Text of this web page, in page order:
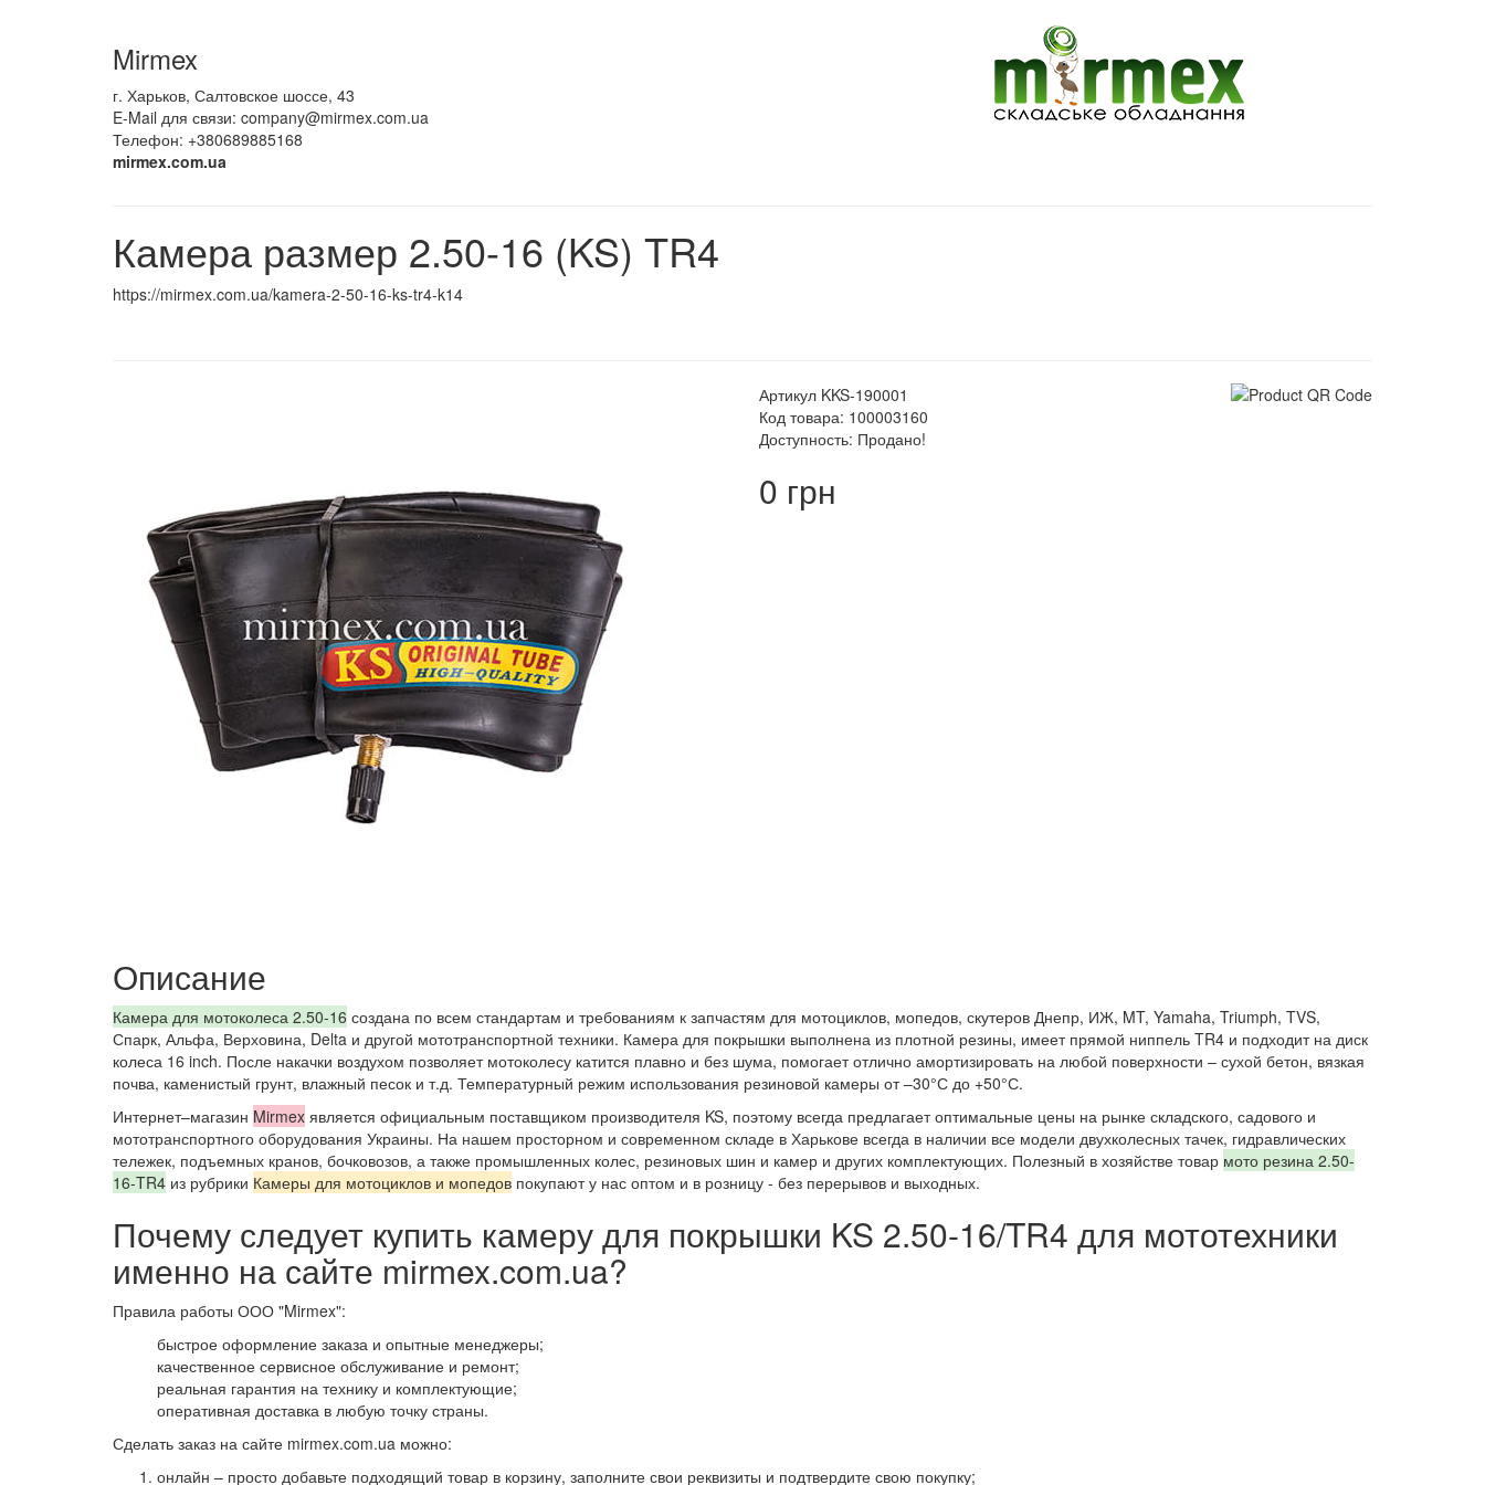
Mirmex
г. Харьков, Салтовское шоссе, 43
E-Mail для связи: company@mirmex.com.ua
Телефон: +380689885168
mirmex.com.ua
Камера размер 2.50-16 (KS) TR4
https://mirmex.com.ua/kamera-2-50-16-ks-tr4-k14
Артикул KKS-190001
Код товара: 100003160
Доступность: Продано!
0 грн
Описание
Камера для мотоколеса 2.50-16 создана по всем стандартам и требованиям к запчастям для мотоциклов, мопедов, скутеров Днепр, ИЖ, MT, Yamaha, Triumph, TVS,
Спарк, Альфа, Верховина, Delta и другой мототранспортной техники. Камера для покрышки выполнена из плотной резины, имеет прямой ниппель TR4 и подходит на диск
колеса 16 inch. После накачки воздухом позволяет мотоколесу катится плавно и без шума, помогает отлично амортизировать на любой поверхности – сухой бетон, вязкая
почва, каменистый грунт, влажный песок и т.д. Температурный режим использования резиновой камеры от –30°С до +50°С.
Интернет–магазин Mirmex является официальным поставщиком производителя KS, поэтому всегда предлагает оптимальные цены на рынке складского, садового и
мототранспортного оборудования Украины. На нашем просторном и современном складе в Харькове всегда в наличии все модели двухколесных тачек, гидравлических
тележек, подъемных кранов, бочковозов, а также промышленных колес, резиновых шин и камер и других комплектующих. Полезный в хозяйстве товар мото резина 2.50-
16-TR4 из рубрики Камеры для мотоциклов и мопедов покупают у нас оптом и в розницу - без перерывов и выходных.
Почему следует купить камеру для покрышки KS 2.50-16/TR4 для мототехники
именно на сайте mirmex.com.ua?
Правила работы ООО "Mirmex":
быстрое оформление заказа и опытные менеджеры;
качественное сервисное обслуживание и ремонт;
реальная гарантия на технику и комплектующие;
оперативная доставка в любую точку страны.
Сделать заказ на сайте mirmex.com.ua можно:
онлайн – просто добавьте подходящий товар в корзину, заполните свои реквизиты и подтвердите свою покупку;